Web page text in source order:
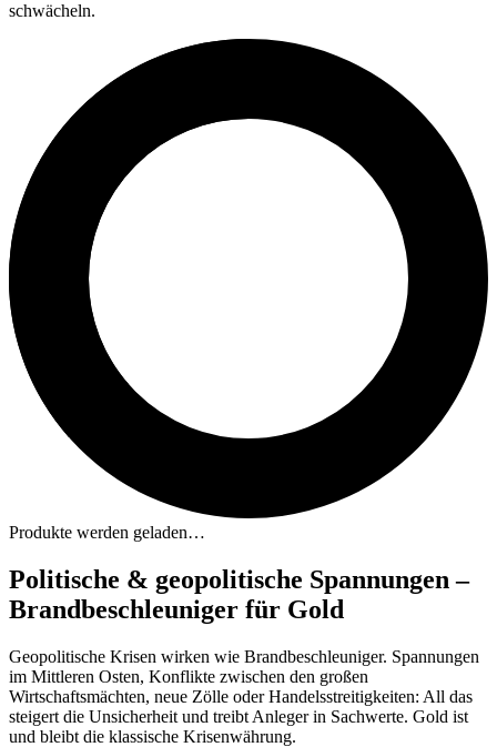
schwächeln.
Produkte werden geladen…
Politische & geopolitische Spannungen –
Brandbeschleuniger für Gold
Geopolitische Krisen wirken wie Brandbeschleuniger. Spannungen
im Mittleren Osten, Konflikte zwischen den großen
Wirtschaftsmächten, neue Zölle oder Handelsstreitigkeiten: All das
steigert die Unsicherheit und treibt Anleger in Sachwerte. Gold ist
und bleibt die klassische Krisenwährung.